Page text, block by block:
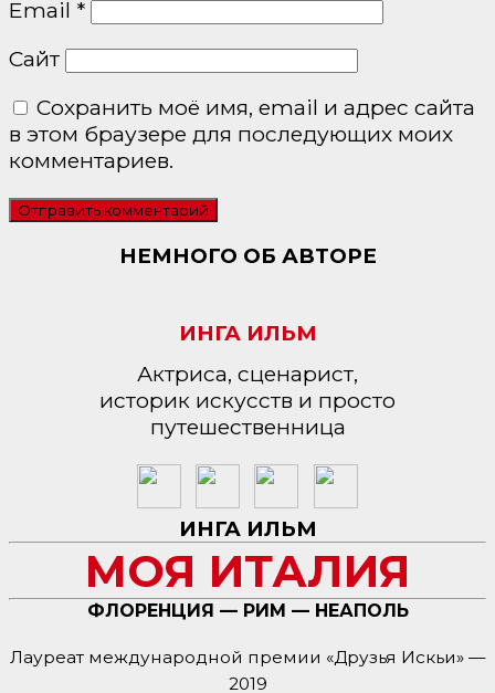
Email *
Сайт
Сохранить моё имя, email и адрес сайта
в этом браузере для последующих моих
комментариев.
НЕМНОГО ОБ АВТОРЕ
ИНГА ИЛЬМ
Актриса, сценарист,
историк искусств и просто
путешественница
ИНГА ИЛЬМ
МОЯ ИТАЛИЯ
ФЛОРЕНЦИЯ — РИМ — НЕАПОЛЬ
Лауреат международной премии «Друзья Искьи» —
2019